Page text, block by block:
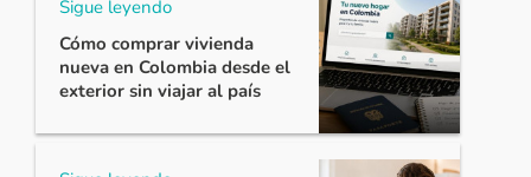
Sigue leyendo
Cómo comprar vivienda
nueva en Colombia desde el
exterior sin viajar al país